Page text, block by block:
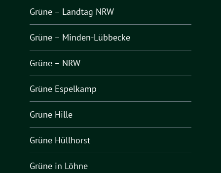
Grüne – Landtag NRW
Grüne – Minden-Lübbecke
Grüne – NRW
Grüne Espelkamp
Grüne Hille
Grüne Hüllhorst
Grüne in Löhne